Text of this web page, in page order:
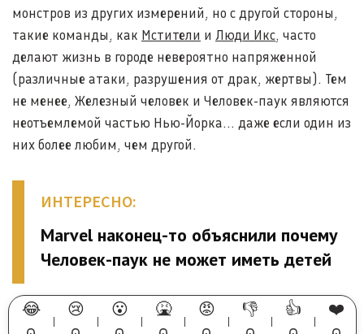
монстров из других измерений, но с другой стороны,
такие команды, как Мстители и Люди Икс, часто
делают жизнь в городе невероятно напряженной
(различные атаки, разрушения от драк, жертвы). Тем
не менее, Железный человек и Человек-паук являются
неотъемлемой частью Нью-Йорка... даже если один из
них более любим, чем другой.
ИНТЕРЕСНО:
Marvel наконец-то объяснили почему
Человек-паук не может иметь детей
😂
😢
😮
🤮
😡
👎
👍
❤️